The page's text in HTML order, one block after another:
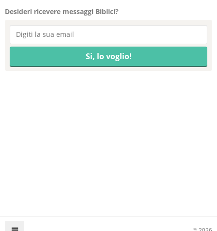
Desideri ricevere messaggi Biblici?